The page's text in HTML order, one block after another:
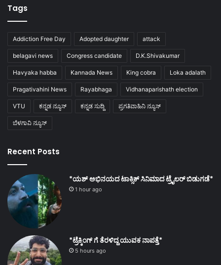
Tags
Addiction Free Day Adopted daughter attack
belagavi news Congress candidate D.K.Shivakumar
Havyaka habba Kannada News King cobra Loka adalath
Pragativahini News Rayabhaga Vidhanaparishath election
VTU ಕನ್ನಡ ನ್ಯೂಸ್ ಕನ್ನಡ ಸುದ್ದಿ ಪ್ರಗತಿವಾಹಿನಿ ನ್ಯೂಸ್
ಬೆಳಗಾವಿ ನ್ಯೂಸ್
Recent Posts
*ಯಶ್ ಅಭಿನಯದ ಟಾಕ್ಸಿಕ್ ಸಿನಿಮಾದ ಟ್ರೈಲರ್ ಬಿಡುಗಡೆ*
1 hour ago
*ಟ್ರೆಕ್ಕಿಂಗ್ ಗೆ ತೆರಳಿದ್ದ ಯುವಕ ನಾಪತ್ತೆ*
5 hours ago